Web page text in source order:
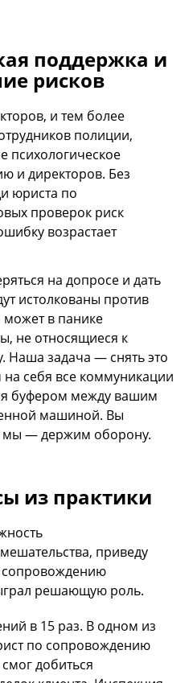
поддержка и
рисков
и тем более
полиции,
психологическое
и директоров. Без
юриста по
проверок риск
возрастает
на допросе и дать
истолкованы против
может в панике
не относящиеся к
Наша задача — снять это
себя все коммуникации
буфером между вашим
машиной. Вы
мы — держим оборону.
из практики
приведу
решающую роль.
в 15 раз. В одном из
по сопровождению
добиться